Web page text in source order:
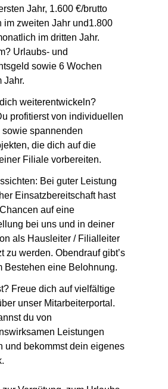
Jahr, 1.600 €/brutto
im zweiten Jahr und1.800
im dritten Jahr.
Urlaubs- und
sowie 6 Wochen
Jahr.
weiterentwickeln?
profitierst von individuellen
sowie spannenden
die dich auf die
Filiale vorbereiten.
Bei guter Leistung
Einsatzbereitschaft hast
auf eine
bei uns und in deiner
als Hausleiter / Filialleiter
zu werden. Obendrauf gibt’s
Bestehen eine Belohnung.
Freue dich auf vielfältige
unser Mitarbeiterportal.
du von
Leistungen
und bekommst dein eigenes